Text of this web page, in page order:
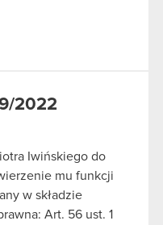
2022
Iwińskiego do
mu funkcji
w składzie
Art. 56 ust. 1